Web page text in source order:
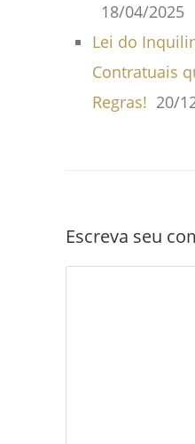
18/04/2025
Lei do
Contratuais
Regras! 20/
Escreva seu